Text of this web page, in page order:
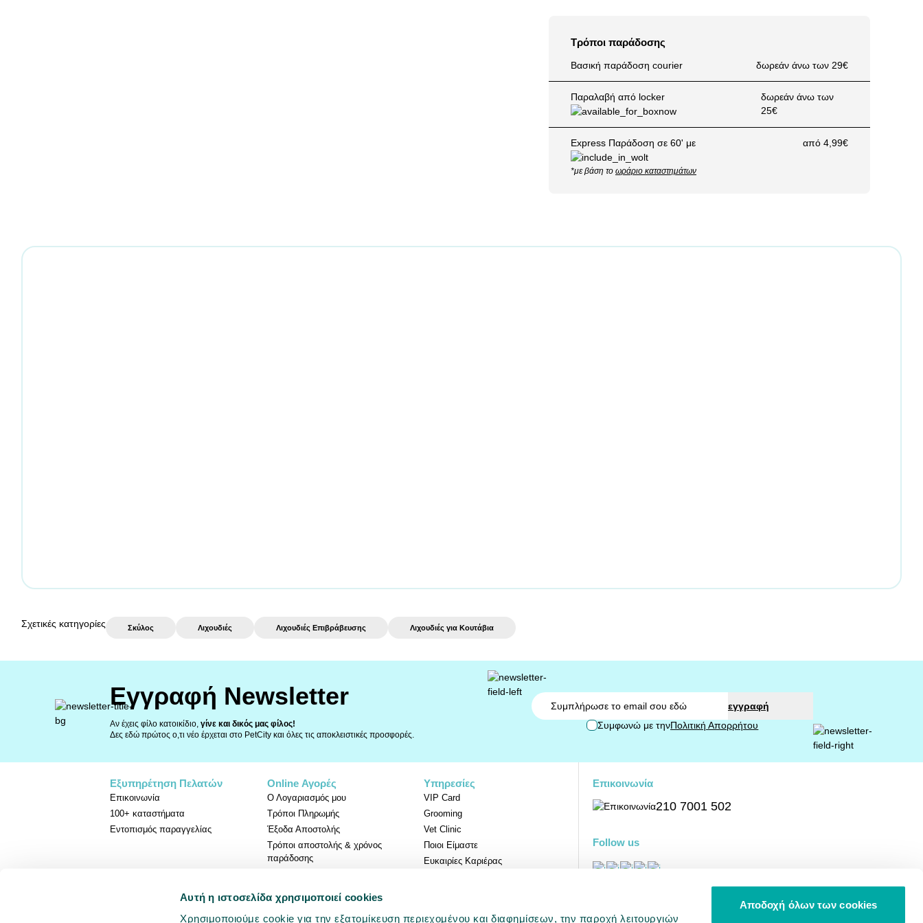
Αυτή η ιστοσελίδα χρησιμοποιεί cookies
Χρησιμοποιούμε cookie για την εξατομίκευση περιεχομένου και διαφημίσεων, την παροχή λειτουργιών
Αποδοχή όλων των cookies
Τρόποι παράδοσης
Βασική παράδοση courier δωρεάν άνω των 29€
Παραλαβή από locker
δωρεάν άνω των
25€
Express Παράδοση σε 60' με
*με βάση το ωράριο καταστημάτων
από 4,99€
Σχετικές κατηγορίες Σκύλος Λιχουδιές Λιχουδιές Επιβράβευσης Λιχουδιές για Κουτάβια
Εγγραφή Newsletter
Αν έχεις φίλο κατοικίδιο, γίνε και δικός μας φίλος!
Δες εδώ πρώτος ο,τι νέο έρχεται στο PetCity και όλες τις αποκλειστικές προσφορές.
Email
εγγραφή
Συμφωνώ με τηνΠολιτική Απορρήτου
Εξυπηρέτηση Πελατών
Επικοινωνία
100+ καταστήματα
Εντοπισμός παραγγελίας
Online Αγορές
Ο Λογαριασμός μου
Τρόποι Πληρωμής
Έξοδα Αποστολής
Τρόποι αποστολής & χρόνος
παράδοσης
Υπηρεσίες
VIP Card
Grooming
Vet Clinic
Ποιοι Είμαστε
Ευκαιρίες Καριέρας
Επικοινωνία
210 7001 502
Follow us